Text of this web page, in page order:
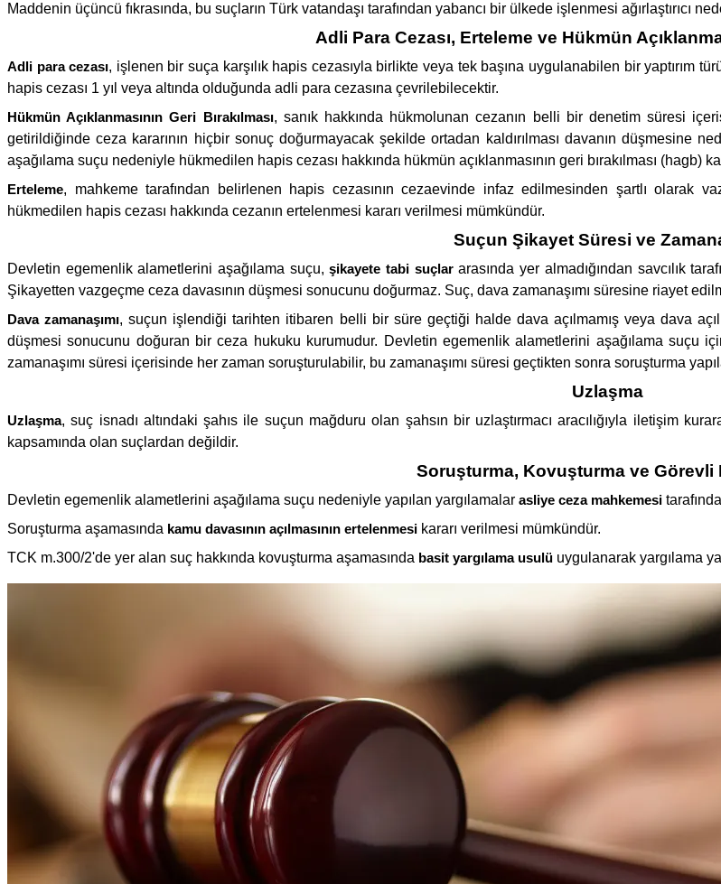
Maddenin üçüncü fıkrasında, bu suçların Türk vatandaşı tarafından yabancı bir ülkede işlenmesi ağırlaştırıcı
Adli Para Cezası, Erteleme ve Hükmün
Adli para cezası, işlenen bir suça karşılık hapis cezasıyla birlikte veya tek başına uygulanabilen bir yaptırım
hapis cezası 1 yıl veya altında olduğunda adli para cezasına çevrilebilecektir.
Hükmün Açıklanmasının Geri Bırakılması, sanık hakkında hükmolunan cezanın belli bir denetim süresi
getirildiğinde ceza kararının hiçbir sonuç doğurmayacak şekilde ortadan kaldırılması davanın düşmesine
aşağılama suçu nedeniyle hükmedilen hapis cezası hakkında hükmün açıklanmasının geri bırakılması (hagb)
Erteleme, mahkeme tarafından belirlenen hapis cezasının cezaevinde infaz edilmesinden şartlı olarak
hükmedilen hapis cezası hakkında cezanın ertelenmesi kararı verilmesi mümkündür.
Suçun Şikayet Süresi ve
Devletin egemenlik alametlerini aşağılama suçu,şikayete tabi suçlararasında yer almadığından savcılık
Şikayetten vazgeçme ceza davasının düşmesi sonucunu doğurmaz. Suç, dava zamanaşımı süresine riayet
Dava zamanaşımı, suçun işlendiği tarihten itibaren belli bir süre geçtiği halde dava açılmamış veya dava
düşmesi sonucunu doğuran bir ceza hukuku kurumudur. Devletin egemenlik alametlerini aşağılama suçu
zamanaşımı süresi içerisinde her zaman soruşturulabilir, bu zamanaşımı süresi geçtikten sonra soruşturma
Uzlaşma
Uzlaşma, suç isnadı altındaki şahıs ile suçun mağduru olan şahsın bir uzlaştırmacı aracılığıyla iletişim
kapsamında olan suçlardan değildir.
Soruşturma, Kovuşturma ve Görevli
Devletin egemenlik alametlerini aşağılama suçu nedeniyle yapılan yargılamalar asliye ceza mahkemesi
Soruşturma aşamasında kamu davasının açılmasının ertelenmesi kararı verilmesi mümkündür.
TCK m.300/2'de yer alan suç hakkında kovuşturma aşamasında basit yargılama usulü uygulanarak yargılama